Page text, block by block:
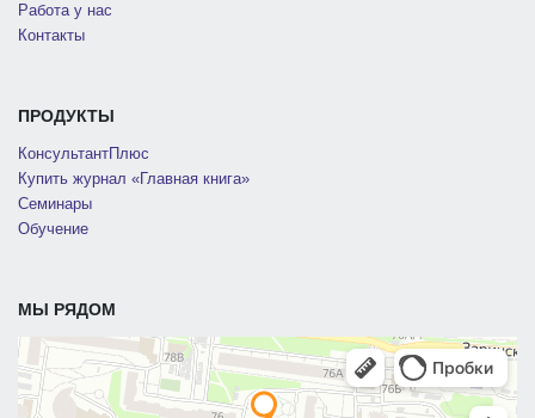
Работа у нас
Контакты
ПРОДУКТЫ
КонсультантПлюс
Купить журнал «Главная книга»
Семинары
Обучение
МЫ РЯДОМ